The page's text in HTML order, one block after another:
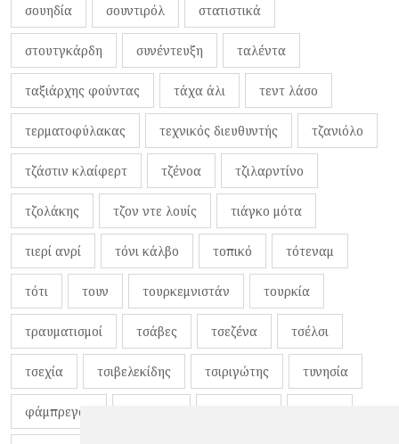
σουηδία σουντιρόλ στατιστικά
στουτγκάρδη συνέντευξη ταλέντα
ταξιάρχης φούντας τάχα άλι τεντ λάσο
τερματοφύλακας τεχνικός διευθυντής τζανιόλο
τζάστιν κλαίφερτ τζένοα τζιλαρντίνο
τζολάκης τζον ντε λουίς τιάγκο μότα
τιερί ανρί τόνι κάλβο τοπικό τότεναμ
τότι τουν τουρκεμνιστάν τουρκία
τραυματισμοί τσάβες τσεζένα τσέλσι
τσεχία τσιβελεκίδης τσιριγώτης τυνησία
φάμπρεγας